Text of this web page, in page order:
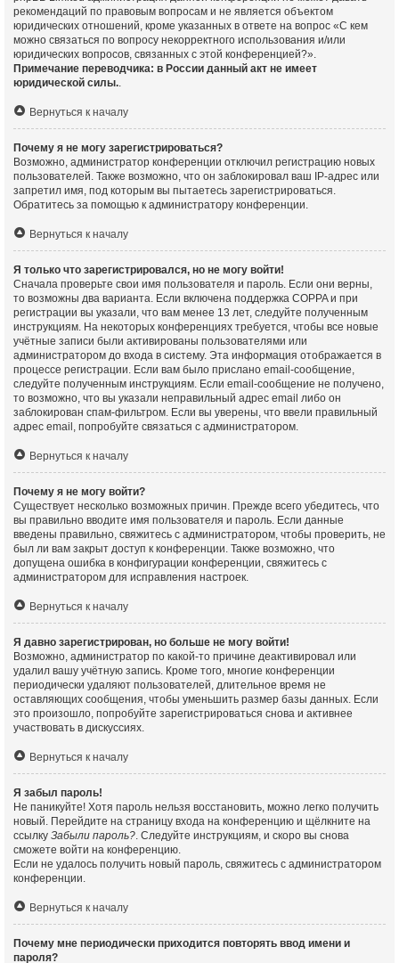
рекомендаций по правовым вопросам и не является объектом
юридических отношений, кроме указанных в ответе на вопрос «С кем
можно связаться по вопросу некорректного использования и/или
юридических вопросов, связанных с этой конференцией?».
Примечание переводчика: в России данный акт не имеет
юридической силы..
Вернуться к началу
Почему я не могу зарегистрироваться?
Возможно, администратор конференции отключил регистрацию новых
пользователей. Также возможно, что он заблокировал ваш IP-адрес или
запретил имя, под которым вы пытаетесь зарегистрироваться.
Обратитесь за помощью к администратору конференции.
Вернуться к началу
Я только что зарегистрировался, но не могу войти!
Сначала проверьте свои имя пользователя и пароль. Если они верны,
то возможны два варианта. Если включена поддержка COPPA и при
регистрации вы указали, что вам менее 13 лет, следуйте полученным
инструкциям. На некоторых конференциях требуется, чтобы все новые
учётные записи были активированы пользователями или
администратором до входа в систему. Эта информация отображается в
процессе регистрации. Если вам было прислано email-сообщение,
следуйте полученным инструкциям. Если email-сообщение не получено,
то возможно, что вы указали неправильный адрес email либо он
заблокирован спам-фильтром. Если вы уверены, что ввели правильный
адрес email, попробуйте связаться с администратором.
Вернуться к началу
Почему я не могу войти?
Существует несколько возможных причин. Прежде всего убедитесь, что
вы правильно вводите имя пользователя и пароль. Если данные
введены правильно, свяжитесь с администратором, чтобы проверить, не
был ли вам закрыт доступ к конференции. Также возможно, что
допущена ошибка в конфигурации конференции, свяжитесь с
администратором для исправления настроек.
Вернуться к началу
Я давно зарегистрирован, но больше не могу войти!
Возможно, администратор по какой-то причине деактивировал или
удалил вашу учётную запись. Кроме того, многие конференции
периодически удаляют пользователей, длительное время не
оставляющих сообщения, чтобы уменьшить размер базы данных. Если
это произошло, попробуйте зарегистрироваться снова и активнее
участвовать в дискуссиях.
Вернуться к началу
Я забыл пароль!
Не паникуйте! Хотя пароль нельзя восстановить, можно легко получить
новый. Перейдите на страницу входа на конференцию и щёлкните на
ссылку Забыли пароль?. Следуйте инструкциям, и скоро вы снова
сможете войти на конференцию.
Если не удалось получить новый пароль, свяжитесь с администратором
конференции.
Вернуться к началу
Почему мне периодически приходится повторять ввод имени и
пароля?